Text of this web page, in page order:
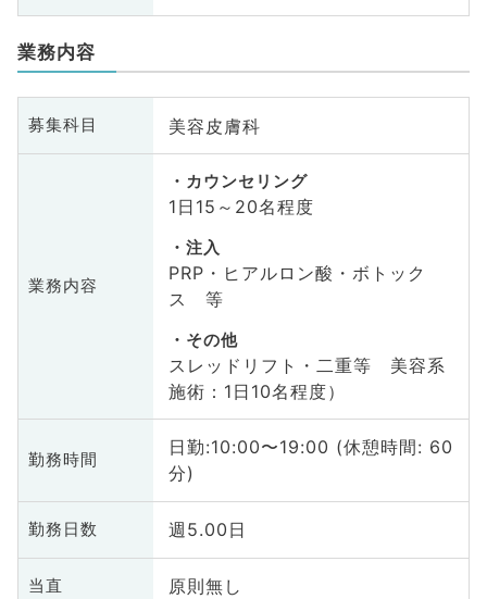
業務内容
募集科目 美容皮膚科
業務内容
カウンセリング
1日15～20名程度
注入
PRP・ヒアルロン酸・ボトック
ス 等
その他
スレッドリフト・二重等 美容系
施術：1日10名程度）
勤務時間
日勤:10:00〜19:00 (休憩時間: 60
分)
勤務日数 週5.00日
当直 原則無し